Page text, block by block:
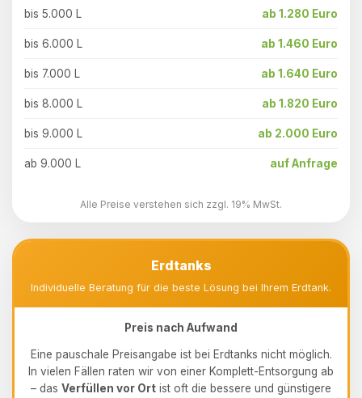
bis 5.000 L ab 1.280 Euro
bis 6.000 L ab 1.460 Euro
bis 7.000 L ab 1.640 Euro
bis 8.000 L ab 1.820 Euro
bis 9.000 L ab 2.000 Euro
ab 9.000 L auf Anfrage
Alle Preise verstehen sich zzgl. 19% MwSt.
Erdtanks
Individuelle Beratung für die beste Lösung bei Ihrem Erdtank.
Preis nach Aufwand
Eine pauschale Preisangabe ist bei Erdtanks nicht möglich.
In vielen Fällen raten wir von einer Komplett-Entsorgung ab
– das Verfüllen vor Ort ist oft die bessere und günstigere